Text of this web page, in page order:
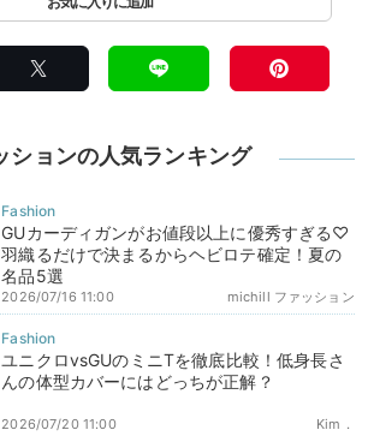
ションの人気ランキング
GUカーディガンがお値段以上に優秀すぎる♡
羽織るだけで決まるからヘビロテ確定！夏の
名品5選
michill ファッション
2026/07/16 11:00
ユニクロvsGUのミニTを徹底比較！低身長さ
んの体型カバーにはどっちが正解？
Kim．
2026/07/20 11:00